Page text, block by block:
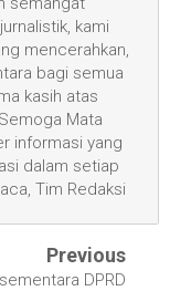
kami
mencerahkan,
bagi semua
kasih atas
Mata
informasi yang
dalam setiap
Tim Redaksi
Previous
DPRD